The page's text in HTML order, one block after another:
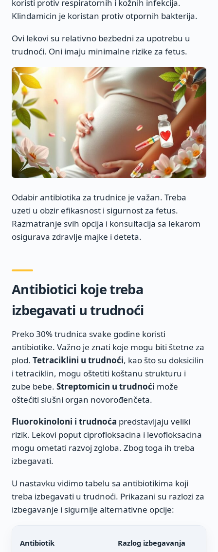
koristi protiv respiratornih i kožnih infekcija.
Klindamicin je koristan protiv otpornih bakterija.
Ovi lekovi su relativno bezbedni za upotrebu u
trudnoći. Oni imaju minimalne rizike za fetus.
Odabir antibiotika za trudnice je važan. Treba
uzeti u obzir efikasnost i sigurnost za fetus.
Razmatranje svih opcija i konsultacija sa lekarom
osigurava zdravlje majke i deteta.
Antibiotici koje treba
izbegavati u trudnoći
Preko 30% trudnica svake godine koristi
antibiotike. Važno je znati koje mogu biti štetne za
plod. Tetraciklini u trudnoći, kao što su doksicilin
i tetraciklin, mogu oštetiti koštanu strukturu i
zube bebe. Streptomicin u trudnoći može
oštećiti slušni organ novorođenčeta.
Fluorokinoloni i trudnoća predstavljaju veliki
rizik. Lekovi poput ciprofloksacina i levofloksacina
mogu ometati razvoj zgloba. Zbog toga ih treba
izbegavati.
U nastavku vidimo tabelu sa antibiotikima koji
treba izbegavati u trudnoći. Prikazani su razlozi za
izbegavanje i sigurnije alternativne opcije:
Antibiotik Razlog izbegavanja